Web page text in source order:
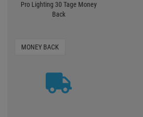
Pro Lighting 30 Tage Money
Back
MONEY BACK